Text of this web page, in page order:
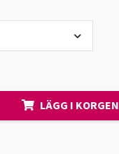
LÄGG I KORGEN